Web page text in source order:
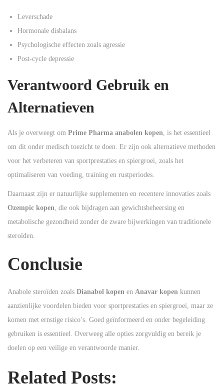
Leverschade
Hormonale disbalans
Psychologische effecten zoals agressie
Post-cycle depressie
Verantwoord Gebruik en
Alternatieven
Als je overweegt om Prime Pharma anabolen kopen, is het essentieel
om dit onder medisch toezicht te doen. Er zijn ook alternatieve methoden
voor het verbeteren van sportprestaties en spiergroei, zoals het
optimaliseren van voeding, training en rustperiodes.
Daarnaast zijn er natuurlijke supplementen en recentere innovaties zoals
Ozempic kopen, die ook bijdragen aan gewichtsbeheersing en
metabolische gezondheid zonder de zware bijwerkingen van traditionele
steroïden.
Conclusie
Anabole steroïden zoals Dianabol kopen en Anavar kopen kunnen
aanzienlijke voordelen bieden voor sportprestaties en spiergroei, maar ze
komen met ernstige risico’s. Goed geïnformeerd en onder begeleiding
gebruiken is essentieel. Overweeg alle opties zorgvuldig en bereik je
doelen op een veilige en verantwoorde manier.
Related Posts: